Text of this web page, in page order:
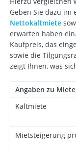
Geben Sie dazu im
Nettokaltmiete
erwarten haben
Kaufpreis, das
sowie die
zeigt Ihnen, was
Angaben zu Miete
Kaltmiete
Mietsteigerung